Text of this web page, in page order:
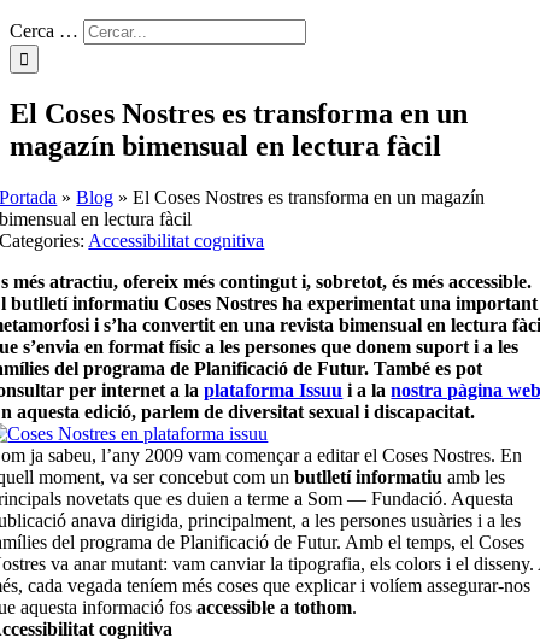
Cerca …
El Coses Nostres es transforma en un
magazín bimensual en lectura fàcil
Portada »Blog »El Coses Nostres es transforma en un magazín
bimensual en lectura fàcil
Categories: Accessibilitat cognitiva
més atractiu, ofereix més contingut i, sobretot, és més accessible.
butlletí informatiu Coses Nostres ha experimentat una important
i s’ha convertit en una revista bimensual en lectura
s’envia en format físic a les persones que donem suport i a les
del programa de Planificació de Futur. També es pot
per internet a laplataforma Issuu i a lanostra pàgina
aquesta edició, parlem de diversitat sexual i discapacitat.
ja sabeu, l’any 2009 vam començar a editar el Coses Nostres. En
moment, va ser concebut com unbutlletí informatiu amb les
novetats que es duien a terme a Som — Fundació. Aquesta
anava dirigida, principalment, a les persones usuàries i a les
del programa de Planificació de Futur. Amb el temps, el Coses
va anar mutant: vam canviar la tipografia, els colors i el disseny.
cada vegada teníem més coses que explicar i volíem assegurar-nos
aquesta informació fosaccessible a tothom.
cognitiva